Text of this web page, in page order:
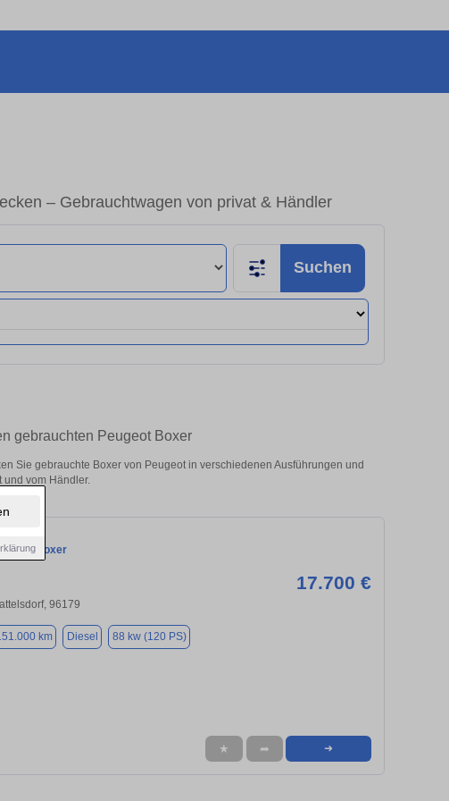
– Gebrauchtwagen von privat & Händler
Suchen
gebrauchten Peugeot Boxer
Sie gebrauchte Boxer von Peugeot in verschiedenen Ausführungen und
vom Händler.
Boxer
17.700 €
96179
km Diesel 88 kw (120 PS)
★ ➦ ➜